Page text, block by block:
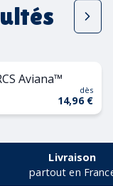
dès
14,96 €
Livraison
partout en